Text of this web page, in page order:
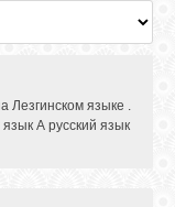
Лезгинском языке .
А русский язык